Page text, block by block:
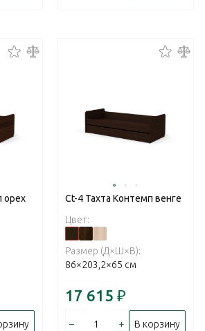
орех
Ct-4 Тахта Контемп венге
Цвет:
Размер (Д×Ш×В):
86×203,2×65 см
17 615 ₽
– + В корзину